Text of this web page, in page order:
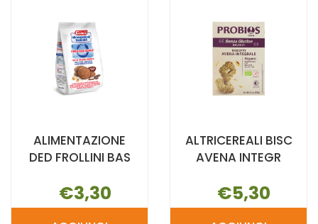
ALIMENTAZIONE
DED FROLLINI BAS
€3,30
ALTRICEREALI BISC
AVENA INTEGR
€5,30